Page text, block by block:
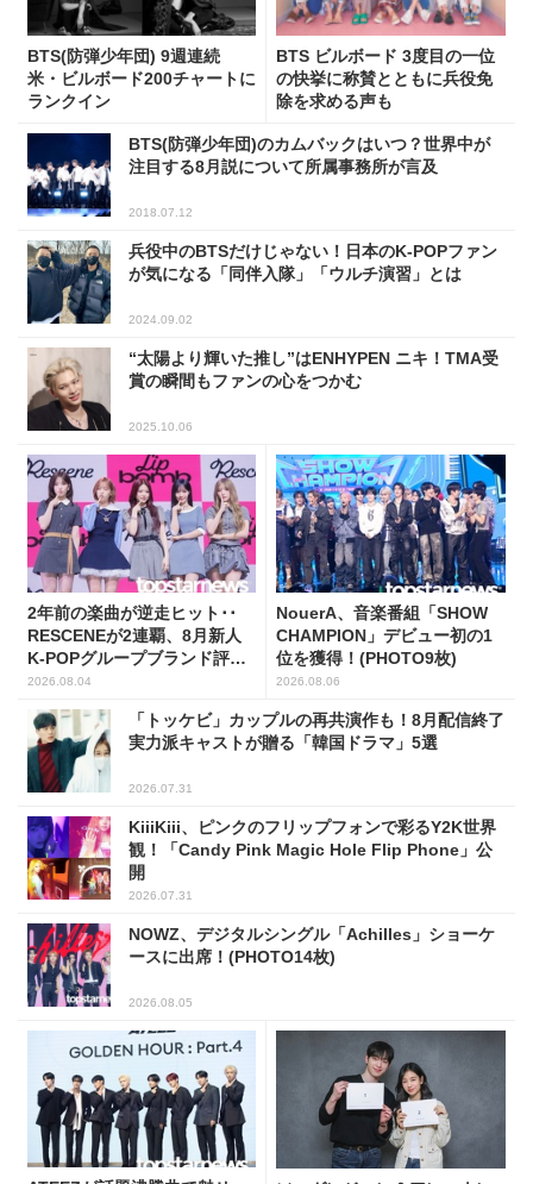
BTS(防弾少年団) 9週連続
米・ビルボード200チャートに
ランクイン
BTS ビルボード 3度目の一位
の快挙に称賛とともに兵役免
除を求める声も
BTS(防弾少年団)のカムバックはいつ？世界中が
注目する8月説について所属事務所が言及
2018.07.12
兵役中のBTSだけじゃない！日本のK-POPファン
が気になる「同伴入隊」「ウルチ演習」とは
2024.09.02
“太陽より輝いた推し”はENHYPEN ニキ！TMA受
賞の瞬間もファンの心をつかむ
2025.10.06
2年前の楽曲が逆走ヒット･･
RESCENEが2連覇、8月新人
K-POPグループブランド評判
トップ5
2026.08.04
NouerA、音楽番組「SHOW
CHAMPION」デビュー初の1
位を獲得！(PHOTO9枚)
2026.08.06
「トッケビ」カップルの再共演作も！8月配信終了
実力派キャストが贈る「韓国ドラマ」5選
2026.07.31
KiiiKiii、ピンクのフリップフォンで彩るY2K世界
観！「Candy Pink Magic Hole Flip Phone」公
開
2026.07.31
NOWZ、デジタルシングル「Achilles」ショーケ
ースに出席！(PHOTO14枚)
2026.08.05